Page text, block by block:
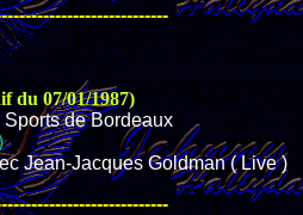
du 07/01/1987)
de Bordeaux
Jean-Jacques Goldman ( Live )